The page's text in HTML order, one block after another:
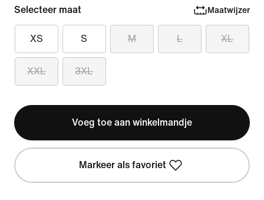
Selecteer maat Maatwijzer
XS S M L XL
XXL 3XL
Voeg toe aan winkelmandje
Markeer als favoriet